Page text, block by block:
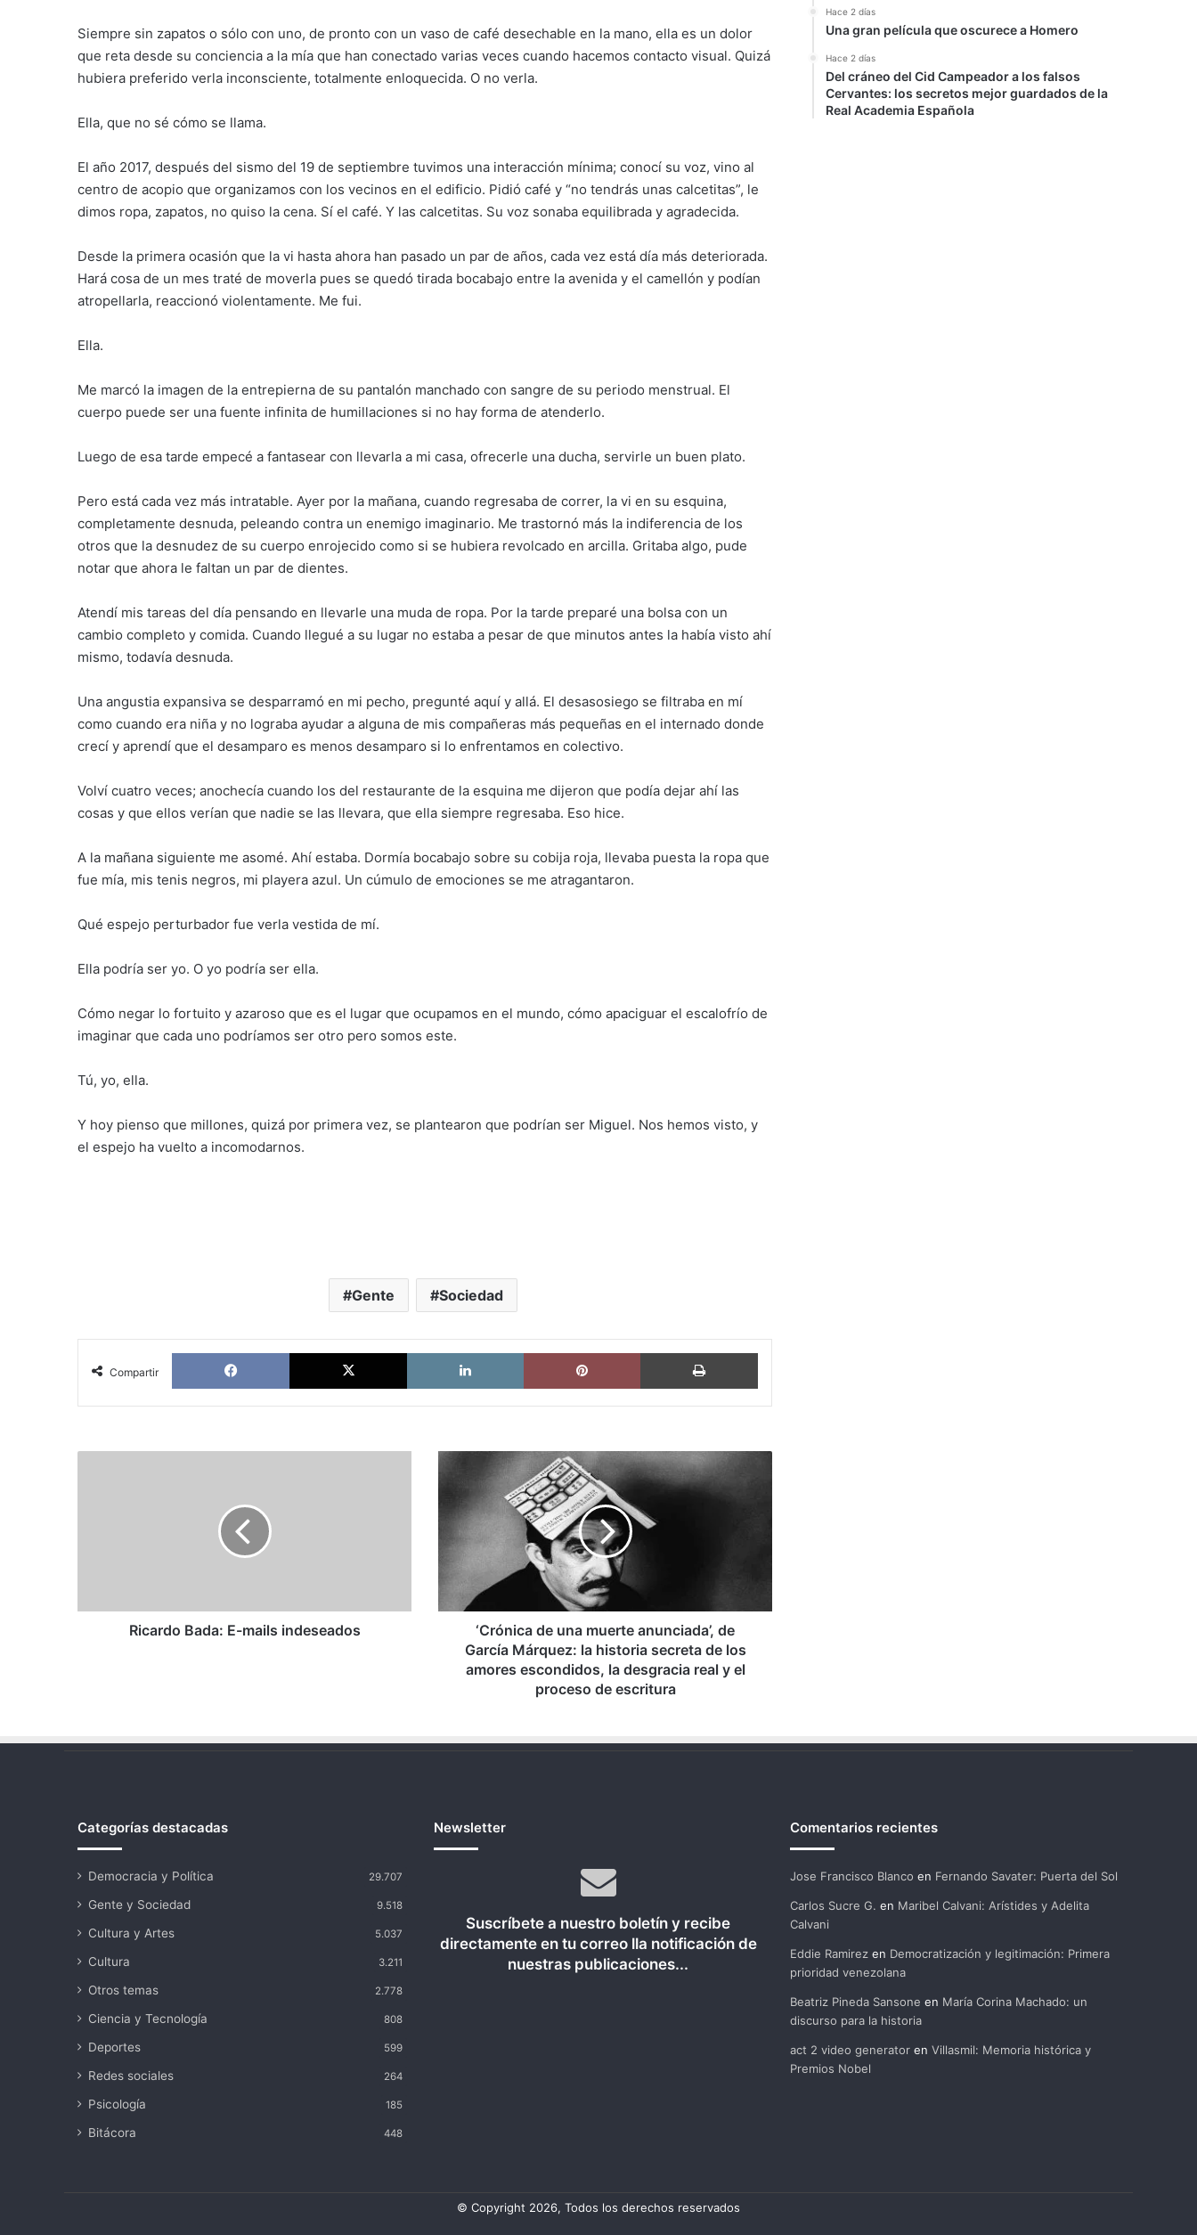
Siempre sin zapatos o sólo con uno, de pronto con un vaso de café desechable en la mano, ella es un dolor
que reta desde su conciencia a la mía que han conectado varias veces cuando hacemos contacto visual. Quizá
hubiera preferido verla inconsciente, totalmente enloquecida. O no verla.
Ella, que no sé cómo se llama.
El año 2017, después del sismo del 19 de septiembre tuvimos una interacción mínima; conocí su voz, vino al
centro de acopio que organizamos con los vecinos en el edificio. Pidió café y “no tendrás unas calcetitas”, le
dimos ropa, zapatos, no quiso la cena. Sí el café. Y las calcetitas. Su voz sonaba equilibrada y agradecida.
Desde la primera ocasión que la vi hasta ahora han pasado un par de años, cada vez está día más deteriorada.
Hará cosa de un mes traté de moverla pues se quedó tirada bocabajo entre la avenida y el camellón y podían
atropellarla, reaccionó violentamente. Me fui.
Ella.
Me marcó la imagen de la entrepierna de su pantalón manchado con sangre de su periodo menstrual. El
cuerpo puede ser una fuente infinita de humillaciones si no hay forma de atenderlo.
Luego de esa tarde empecé a fantasear con llevarla a mi casa, ofrecerle una ducha, servirle un buen plato.
Pero está cada vez más intratable. Ayer por la mañana, cuando regresaba de correr, la vi en su esquina,
completamente desnuda, peleando contra un enemigo imaginario. Me trastornó más la indiferencia de los
otros que la desnudez de su cuerpo enrojecido como si se hubiera revolcado en arcilla. Gritaba algo, pude
notar que ahora le faltan un par de dientes.
Atendí mis tareas del día pensando en llevarle una muda de ropa. Por la tarde preparé una bolsa con un
cambio completo y comida. Cuando llegué a su lugar no estaba a pesar de que minutos antes la había visto ahí
mismo, todavía desnuda.
Una angustia expansiva se desparramó en mi pecho, pregunté aquí y allá. El desasosiego se filtraba en mí
como cuando era niña y no lograba ayudar a alguna de mis compañeras más pequeñas en el internado donde
crecí y aprendí que el desamparo es menos desamparo si lo enfrentamos en colectivo.
Volví cuatro veces; anochecía cuando los del restaurante de la esquina me dijeron que podía dejar ahí las
cosas y que ellos verían que nadie se las llevara, que ella siempre regresaba. Eso hice.
A la mañana siguiente me asomé. Ahí estaba. Dormía bocabajo sobre su cobija roja, llevaba puesta la ropa que
fue mía, mis tenis negros, mi playera azul. Un cúmulo de emociones se me atragantaron.
Qué espejo perturbador fue verla vestida de mí.
Ella podría ser yo. O yo podría ser ella.
Cómo negar lo fortuito y azaroso que es el lugar que ocupamos en el mundo, cómo apaciguar el escalofrío de
imaginar que cada uno podríamos ser otro pero somos este.
Tú, yo, ella.
Y hoy pienso que millones, quizá por primera vez, se plantearon que podrían ser Miguel. Nos hemos visto, y
el espejo ha vuelto a incomodarnos.
Gente Sociedad
Compartir
Facebook X LinkedIn Pinterest Imprimir
Ricardo Bada: E-mails indeseados
muerte
anunciada’,
Márquez:
la
historia
secreta
proceso
de
‘Crónica de una muerte anunciada’, de
García Márquez: la historia secreta de los
amores escondidos, la desgracia real y el
proceso de escritura
Hace 2 días
Una gran película que oscurece a Homero
Hace 2 días
Del cráneo del Cid Campeador a los falsos
Cervantes: los secretos mejor guardados de la
Real Academia Española
Categorías destacadas
Democracia y Política 29.707
Gente y Sociedad 9.518
Cultura y Artes 5.037
Cultura 3.211
Otros temas 2.778
Ciencia y Tecnología 808
Deportes 599
Redes sociales 264
Psicología 185
Bitácora 448
Newsletter
Suscríbete a nuestro boletín y recibe
directamente en tu correo lla notificación de
nuestras publicaciones...
Comentarios recientes
Jose Francisco Blanco en Fernando Savater: Puerta del Sol
Carlos Sucre G. en Maribel Calvani: Arístides y Adelita
Calvani
Eddie Ramirezen Democratización y legitimación: Primera
prioridad venezolana
Beatriz Pineda Sansone en María Corina Machado: un
discurso para la historia
act 2 video generatoren Villasmil: Memoria histórica y
Premios Nobel
© Copyright 2026, Todos los derechos reservados